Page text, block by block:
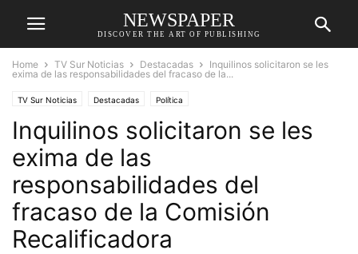
NEWSPAPER
DISCOVER THE ART OF PUBLISHING
Home TV Sur Noticias Destacadas
Inquilinos solicitaron se les
exima de las responsabilidades del fracaso de la...
TV Sur Noticias Destacadas Política
Inquilinos solicitaron se les
exima de las
responsabilidades del
fracaso de la Comisión
Recalificadora